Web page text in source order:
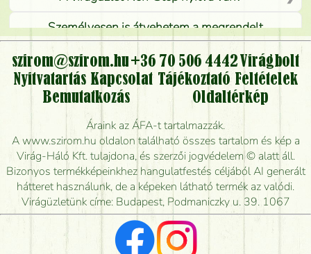
Személyesen is átvehetem a megrendelt
virágcsokrot, vagy csak virágküldéssel, kiszállítással
kérhető?
Vidékre is lehet rendelni?
Meddig rendelhetek virágküldést úgy, hogy még ma
kiszállítsák?
Mennyire gyorsan tudják elkészíteni a csokrot, és
mikor tudják leghamarabb kiszállítani?
Vörös rózsát keresek, van önöknél?
Milyen visszajelzést kapok a virágküldésről?
szirom@szirom.hu +36 70 506 4442 Virágbolt
Nyitvatartás Kapcsolat Tájékoztató Feltételek
Bemutatkozás
Oldaltérkép
Áraink az ÁFA-t tartalmazzák.
A www.szirom.hu oldalon található összes tartalom és kép a
Virág-Háló Kft. tulajdona, és szerzői jogvédelem © alatt áll.
Bizonyos termékképeinkhez hangulatfestés céljából AI generált
hátteret használunk, de a képeken látható termék az valódi.
Virágüzletünk címe: Budapest, Podmaniczky u. 39. 1067